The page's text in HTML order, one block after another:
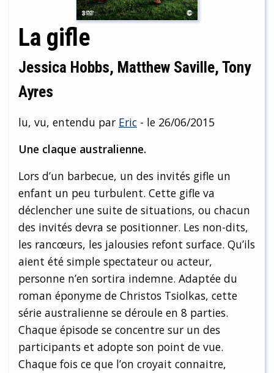
La gifle
Jessica Hobbs, Matthew Saville, Tony
Ayres
lu, vu, entendu par Eric - le 26/06/2015
Une claque australienne.
Lors d’un barbecue, un des invités gifle un
enfant un peu turbulent. Cette gifle va
déclencher une suite de situations, ou chacun
des invités devra se positionner. Les non-dits,
les rancœurs, les jalousies refont surface. Qu’ils
aient été simple spectateur ou acteur,
personne n’en sortira indemne. Adaptée du
roman éponyme de Christos Tsiolkas, cette
série australienne se déroule en 8 parties.
Chaque épisode se concentre sur un des
participants et adopte son point de vue.
Chaque fois ce que l’on croyait connaitre,